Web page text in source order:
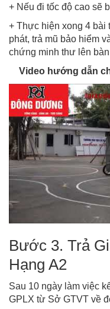
+ Nếu đi tốc độ cao sẽ
+ Thực hiện xong 4 bài
phát, trả mũ bảo hiểm
chứng minh thư lên
Video hướng dẫn
Bước 3. Trả
Hạng A2
Sau 10 ngày làm việc
GPLX từ Sở GTVT về